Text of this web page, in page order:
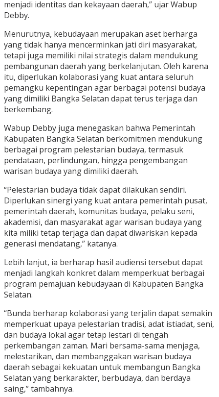
menjadi identitas dan kekayaan daerah,” ujar Wabup
Debby.
Menurutnya, kebudayaan merupakan aset berharga
yang tidak hanya mencerminkan jati diri masyarakat,
tetapi juga memiliki nilai strategis dalam mendukung
pembangunan daerah yang berkelanjutan. Oleh karena
itu, diperlukan kolaborasi yang kuat antara seluruh
pemangku kepentingan agar berbagai potensi budaya
yang dimiliki Bangka Selatan dapat terus terjaga dan
berkembang.
Wabup Debby juga menegaskan bahwa Pemerintah
Kabupaten Bangka Selatan berkomitmen mendukung
berbagai program pelestarian budaya, termasuk
pendataan, perlindungan, hingga pengembangan
warisan budaya yang dimiliki daerah.
“Pelestarian budaya tidak dapat dilakukan sendiri.
Diperlukan sinergi yang kuat antara pemerintah pusat,
pemerintah daerah, komunitas budaya, pelaku seni,
akademisi, dan masyarakat agar warisan budaya yang
kita miliki tetap terjaga dan dapat diwariskan kepada
generasi mendatang,” katanya.
Lebih lanjut, ia berharap hasil audiensi tersebut dapat
menjadi langkah konkret dalam memperkuat berbagai
program pemajuan kebudayaan di Kabupaten Bangka
Selatan.
“Bunda berharap kolaborasi yang terjalin dapat semakin
memperkuat upaya pelestarian tradisi, adat istiadat, seni,
dan budaya lokal agar tetap lestari di tengah
perkembangan zaman. Mari bersama-sama menjaga,
melestarikan, dan membanggakan warisan budaya
daerah sebagai kekuatan untuk membangun Bangka
Selatan yang berkarakter, berbudaya, dan berdaya
saing,” tambahnya.